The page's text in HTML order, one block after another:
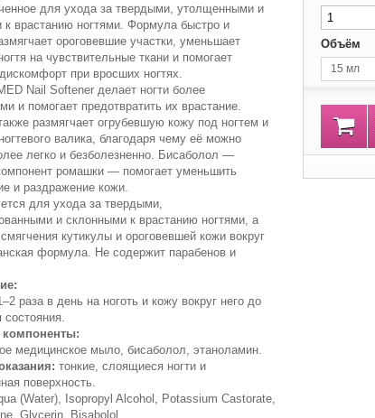
для ухода за твердыми, утолщенными и
к врастанию ногтями. Формула быстро и
ороговевшие участки, уменьшает
на чувствительные ткани и помогает
при вросших ногтях.
Nail Softener делает ногти более
и помогает предотвратить их врастание.
размягчает огрубевшую кожу под ногтем и
валика, благодаря чему её можно
легко и безболезненно. Бисаболол —
ромашки — помогает уменьшить
и раздражение кожи.
для ухода за твердыми,
и склонными к врастанию ногтями, а
кутикулы и ороговевшей кожи вокруг
формула. Не содержит парабенов и
раза в день на ноготь и кожу вокруг него до
медицинское мыло, бисаболол, этаноламин.
тонкие, слоящиеся ногти и
поверхность.
(Water), Isopropyl Alcohol, Potassium Castorate,
Glycerin, Bisabolol
Объём
15 мл